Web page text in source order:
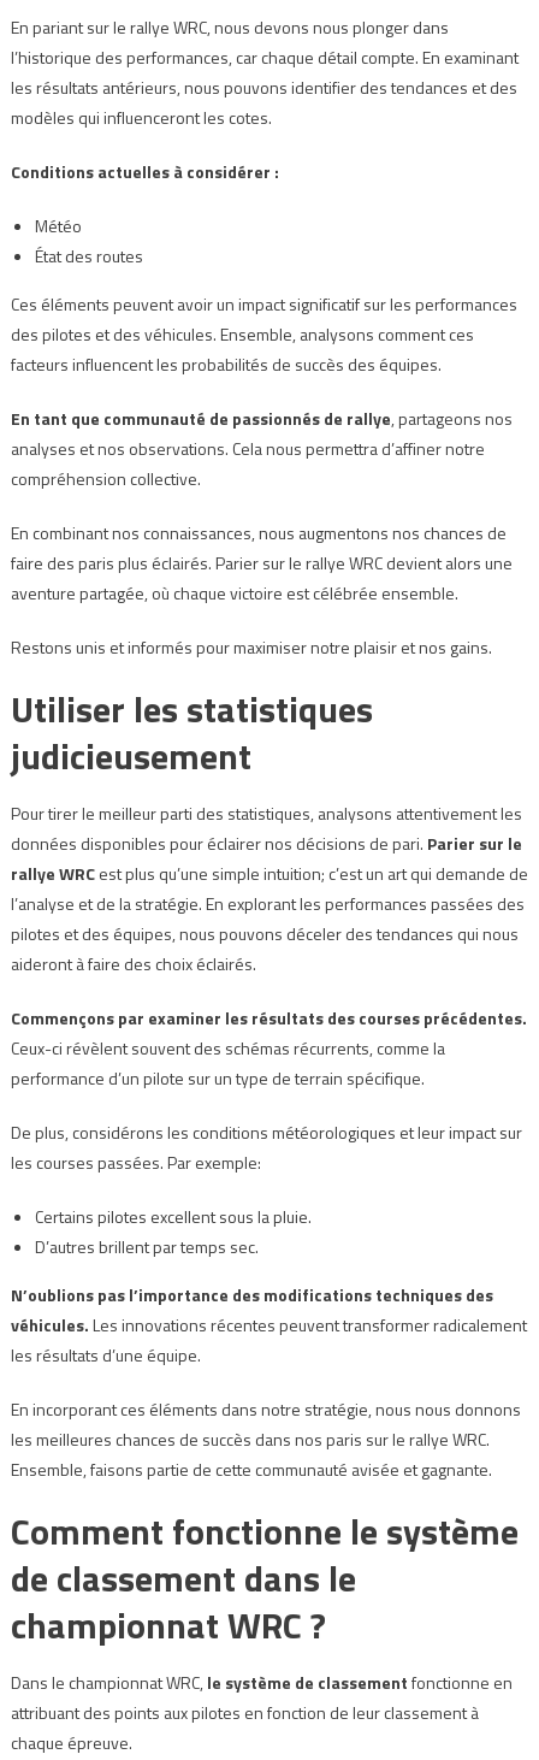
En pariant sur le rallye WRC, nous devons nous plonger dans
l’historique des performances, car chaque détail compte. En examinant
les résultats antérieurs, nous pouvons identifier des tendances et des
modèles qui influenceront les cotes.
Conditions actuelles à considérer :
Météo
État des routes
Ces éléments peuvent avoir un impact significatif sur les performances
des pilotes et des véhicules. Ensemble, analysons comment ces
facteurs influencent les probabilités de succès des équipes.
En tant que communauté de passionnés de rallye, partageons nos
analyses et nos observations. Cela nous permettra d’affiner notre
compréhension collective.
En combinant nos connaissances, nous augmentons nos chances de
faire des paris plus éclairés. Parier sur le rallye WRC devient alors une
aventure partagée, où chaque victoire est célébrée ensemble.
Restons unis et informés pour maximiser notre plaisir et nos gains.
Utiliser les statistiques
judicieusement
Pour tirer le meilleur parti des statistiques, analysons attentivement les
données disponibles pour éclairer nos décisions de pari. Parier sur le
rallye WRCest plus qu’une simple intuition; c’est un art qui demande de
l’analyse et de la stratégie. En explorant les performances passées des
pilotes et des équipes, nous pouvons déceler des tendances qui nous
aideront à faire des choix éclairés.
Commençons par examiner les résultats des courses précédentes.
Ceux-ci révèlent souvent des schémas récurrents, comme la
performance d’un pilote sur un type de terrain spécifique.
De plus, considérons les conditions météorologiques et leur impact sur
les courses passées. Par exemple:
Certains pilotes excellent sous la pluie.
D’autres brillent par temps sec.
N’oublions pas l’importance des modifications techniques des
véhicules.Les innovations récentes peuvent transformer radicalement
les résultats d’une équipe.
En incorporant ces éléments dans notre stratégie, nous nous donnons
les meilleures chances de succès dans nos paris sur le rallye WRC.
Ensemble, faisons partie de cette communauté avisée et gagnante.
Comment fonctionne le système
de classement dans le
championnat WRC ?
Dans le championnat WRC,le système de classementfonctionne en
attribuant des points aux pilotes en fonction de leur classement à
chaque épreuve.